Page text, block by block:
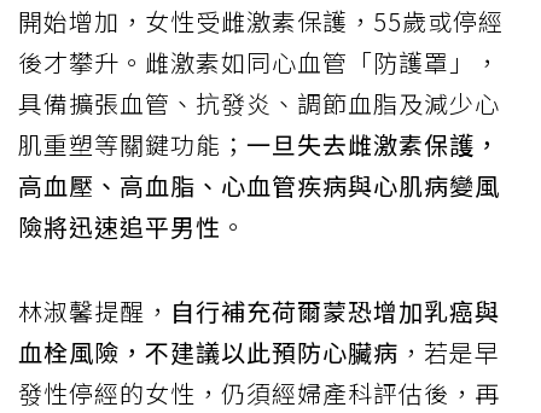
開始增加，女性受雌激素保護，55歲或停經
後才攀升。雌激素如同心血管「防護罩」，
具備擴張血管、抗發炎、調節血脂及減少心
肌重塑等關鍵功能； 一旦失去雌激素保護，
高血壓、高血脂、心血管疾病與心肌病變風
險將迅速追平男性 。
林淑馨提醒， 自行補充荷爾蒙恐增加乳癌與
血栓風險，不建議以此預防心臟病 ，若是早
發性停經的女性，仍須經婦產科評估後，再